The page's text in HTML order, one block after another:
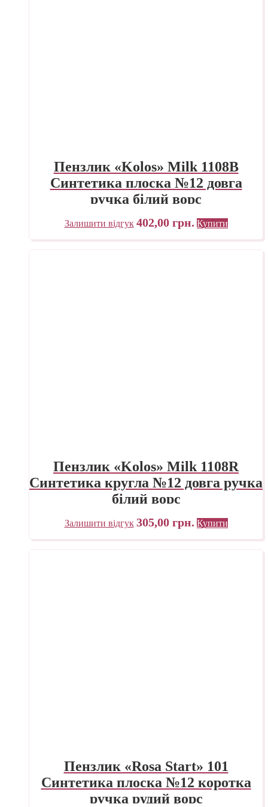
Пензлик «Kolos» Milk 1108B
Синтетика плоска №12 довга
ручка білий ворс
Залишити відгук 402,00 грн. Купити
Пензлик «Kolos» Milk 1108R
Синтетика кругла №12 довга ручка
білий ворс
Залишити відгук 305,00 грн. Купити
Пензлик «Rosa Start» 101
Синтетика плоска №12 коротка
ручка рудий ворс